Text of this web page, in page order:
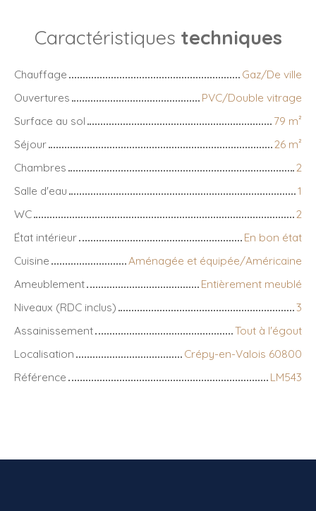
Caractéristiques techniques
Chauffage
Gaz/De ville
Ouvertures
PVC/Double vitrage
Surface au sol
79 m²
Séjour
26 m²
Chambres
2
Salle d'eau
1
WC
2
État intérieur
En bon état
Cuisine
Aménagée et équipée/Américaine
Ameublement
Entièrement meublé
Niveaux (RDC inclus)
3
Assainissement
Tout à l'égout
Localisation
Crépy-en-Valois 60800
Référence
LM543